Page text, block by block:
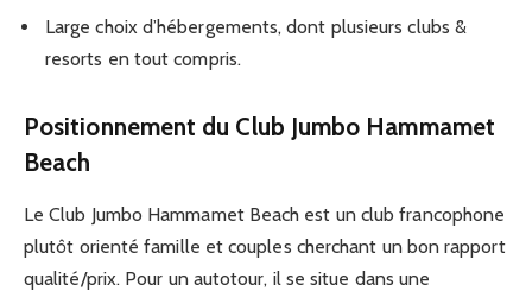
Large choix d’hébergements, dont plusieurs clubs &
resorts en tout compris.
Positionnement du Club Jumbo Hammamet
Beach
Le Club Jumbo Hammamet Beach est un club francophone
plutôt orienté famille et couples cherchant un bon rapport
qualité/prix. Pour un autotour, il se situe dans une